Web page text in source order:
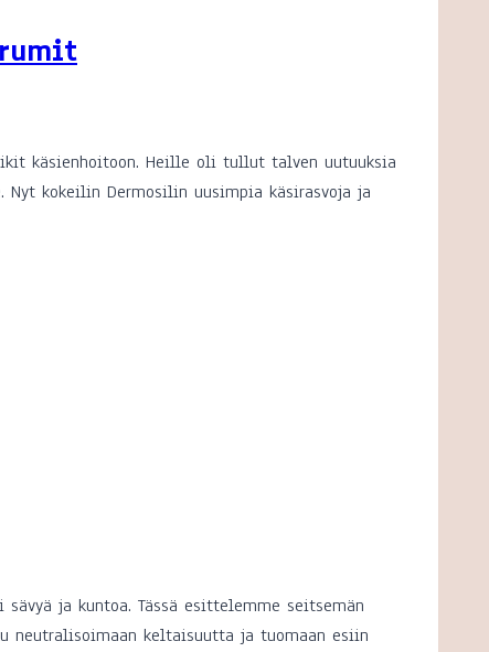
käsienhoitoon. Heille oli tullut talven uutuuksia
kokeilin Dermosilin uusimpia käsirasvoja ja
ja kuntoa. Tässä esittelemme seitsemän
neutralisoimaan keltaisuutta ja tuomaan esiin